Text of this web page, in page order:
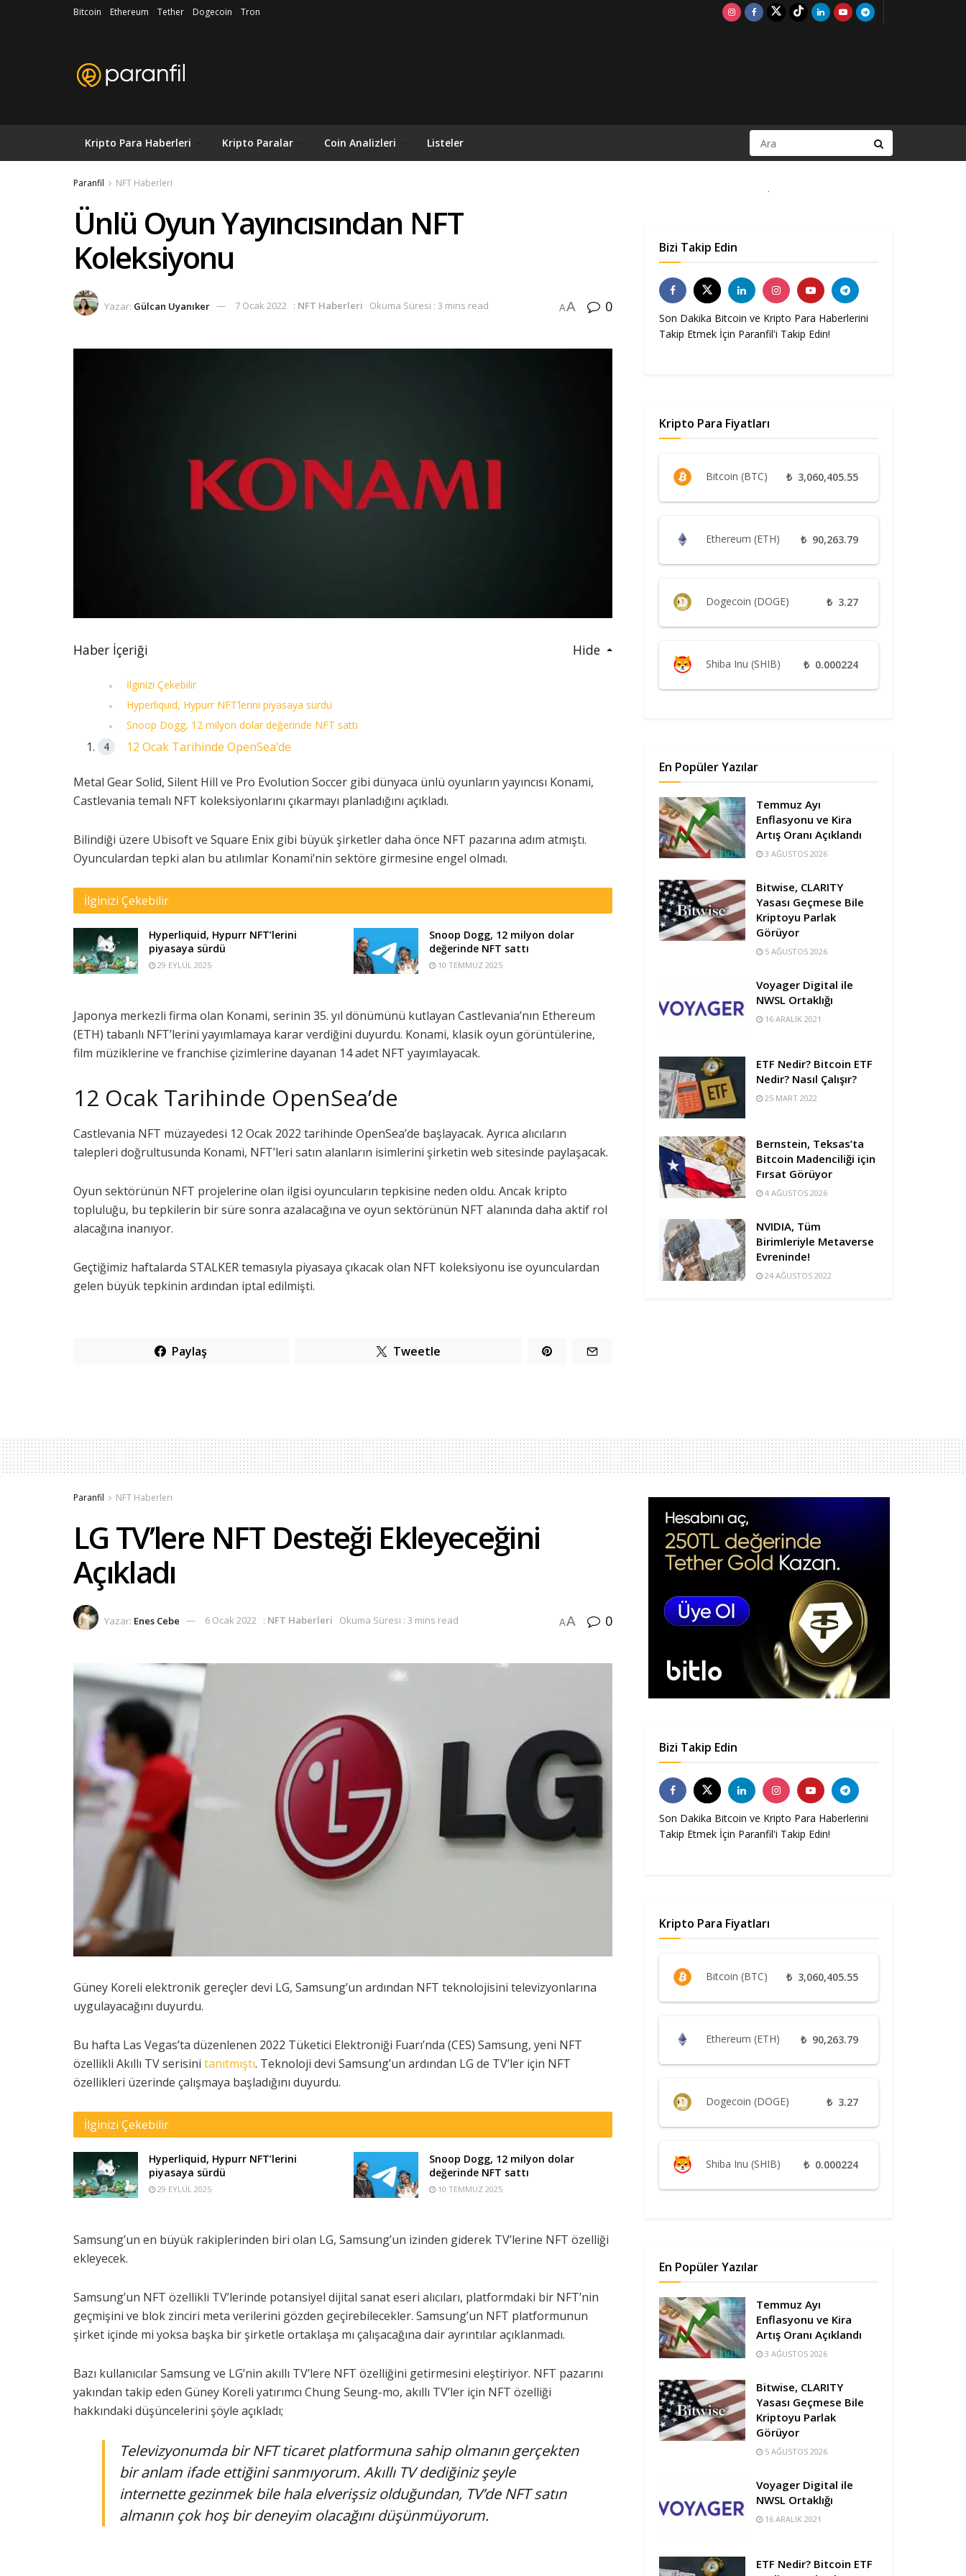
Bitcoin Ethereum Tether Dogecoin Tron
Kripto Para Haberleri Kripto Paralar Coin Analizleri Listeler
Paranfil NFT Haberleri
Ünlü Oyun Yayıncısından NFT
Koleksiyonu
Yazar: Gülcan Uyanıker 7 Ocak 2022 : NFT Haberleri Okuma Süresi : 3 mins read AA 0
Haber İçeriği Hide
İlginizi Çekebilir
Hyperliquid, Hypurr NFT’lerini piyasaya sürdü
Snoop Dogg, 12 milyon dolar değerinde NFT sattı
12 Ocak Tarihinde OpenSea’de
Metal Gear Solid, Silent Hill ve Pro Evolution Soccer gibi dünyaca ünlü oyunların yayıncısı Konami,
Castlevania temalı NFT koleksiyonlarını çıkarmayı planladığını açıkladı.
Bilindiği üzere Ubisoft ve Square Enix gibi büyük şirketler daha önce NFT pazarına adım atmıştı.
Oyunculardan tepki alan bu atılımlar Konami’nin sektöre girmesine engel olmadı.
İlginizi Çekebilir
Hyperliquid, Hypurr NFT’lerini
piyasaya sürdü
29 EYLÜL 2025
Snoop Dogg, 12 milyon dolar
değerinde NFT sattı
10 TEMMUZ 2025
Japonya merkezli firma olan Konami, serinin 35. yıl dönümünü kutlayan Castlevania’nın Ethereum
(ETH) tabanlı NFT’lerini yayımlamaya karar verdiğini duyurdu. Konami, klasik oyun görüntülerine,
film müziklerine ve franchise çizimlerine dayanan 14 adet NFT yayımlayacak.
12 Ocak Tarihinde OpenSea’de
Castlevania NFT müzayedesi 12 Ocak 2022 tarihinde OpenSea’de başlayacak. Ayrıca alıcıların
talepleri doğrultusunda Konami, NFT’leri satın alanların isimlerini şirketin web sitesinde paylaşacak.
Oyun sektörünün NFT projelerine olan ilgisi oyuncuların tepkisine neden oldu. Ancak kripto
topluluğu, bu tepkilerin bir süre sonra azalacağına ve oyun sektörünün NFT alanında daha aktif rol
alacağına inanıyor.
Geçtiğimiz haftalarda STALKER temasıyla piyasaya çıkacak olan NFT koleksiyonu ise oyunculardan
gelen büyük tepkinin ardından iptal edilmişti.
Paylaş Tweetle
Bizi Takip Edin
Son Dakika Bitcoin ve Kripto Para Haberlerini
Takip Etmek İçin Paranfil'i Takip Edin!
Kripto Para Fiyatları
Bitcoin (BTC) ₺ 3,060,405.55
Ethereum (ETH) ₺ 90,263.79
Dogecoin (DOGE) ₺ 3.27
Shiba Inu (SHIB) ₺ 0.000224
En Popüler Yazılar
Temmuz Ayı
Enflasyonu ve Kira
Artış Oranı Açıklandı
3 AĞUSTOS 2026
Bitwise, CLARITY
Yasası Geçmese Bile
Kriptoyu Parlak
Görüyor
5 AĞUSTOS 2026
Voyager Digital ile
NWSL Ortaklığı
16 ARALIK 2021
ETF Nedir? Bitcoin ETF
Nedir? Nasıl Çalışır?
25 MART 2022
Bernstein, Teksas’ta
Bitcoin Madenciliği için
Fırsat Görüyor
4 AĞUSTOS 2026
NVIDIA, Tüm
Birimleriyle Metaverse
Evreninde!
24 AĞUSTOS 2022
Paranfil NFT Haberleri
LG TV’lere NFT Desteği Ekleyeceğini
Açıkladı
Yazar: Enes Cebe 6 Ocak 2022 : NFT Haberleri Okuma Süresi : 3 mins read AA 0
Güney Koreli elektronik gereçler devi LG, Samsung’un ardından NFT teknolojisini televizyonlarına
uygulayacağını duyurdu.
Bu hafta Las Vegas’ta düzenlenen 2022 Tüketici Elektroniği Fuarı’nda (CES) Samsung, yeni NFT
özellikli Akıllı TV serisini tanıtmıştı. Teknoloji devi Samsung’un ardından LG de TV’ler için NFT
özellikleri üzerinde çalışmaya başladığını duyurdu.
İlginizi Çekebilir
Hyperliquid, Hypurr NFT’lerini
piyasaya sürdü
29 EYLÜL 2025
Snoop Dogg, 12 milyon dolar
değerinde NFT sattı
10 TEMMUZ 2025
Samsung’un en büyük rakiplerinden biri olan LG, Samsung’un izinden giderek TV’lerine NFT özelliği
ekleyecek.
Samsung’un NFT özellikli TV’lerinde potansiyel dijital sanat eseri alıcıları, platformdaki bir NFT’nin
geçmişini ve blok zinciri meta verilerini gözden geçirebilecekler. Samsung’un NFT platformunun
şirket içinde mi yoksa başka bir şirketle ortaklaşa mı çalışacağına dair ayrıntılar açıklanmadı.
Bazı kullanıcılar Samsung ve LG’nin akıllı TV’lere NFT özelliğini getirmesini eleştiriyor. NFT pazarını
yakından takip eden Güney Koreli yatırımcı Chung Seung-mo, akıllı TV’ler için NFT özelliği
hakkındaki düşüncelerini şöyle açıkladı;
Televizyonumda bir NFT ticaret platformuna sahip olmanın gerçekten
bir anlam ifade ettiğini sanmıyorum. Akıllı TV dediğiniz şeyle
internette gezinmek bile hala elverişsiz olduğundan, TV’de NFT satın
almanın çok hoş bir deneyim olacağını düşünmüyorum.
Bizi Takip Edin
Son Dakika Bitcoin ve Kripto Para Haberlerini
Takip Etmek İçin Paranfil'i Takip Edin!
Kripto Para Fiyatları
Bitcoin (BTC) ₺ 3,060,405.55
Ethereum (ETH) ₺ 90,263.79
Dogecoin (DOGE) ₺ 3.27
Shiba Inu (SHIB) ₺ 0.000224
En Popüler Yazılar
Temmuz Ayı
Enflasyonu ve Kira
Artış Oranı Açıklandı
3 AĞUSTOS 2026
Bitwise, CLARITY
Yasası Geçmese Bile
Kriptoyu Parlak
Görüyor
5 AĞUSTOS 2026
Voyager Digital ile
NWSL Ortaklığı
16 ARALIK 2021
ETF Nedir? Bitcoin ETF